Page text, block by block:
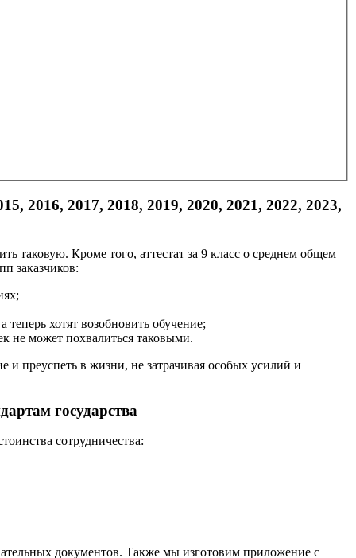
2016, 2017, 2018, 2019, 2020, 2021, 2022, 2023,
таковую. Кроме того, аттестат за 9 класс о среднем общем
заказчиков:
хотят возобновить обучение;
не может похвалиться таковыми.
и преуспеть в жизни, не затрачивая особых усилий и
государства
сотрудничества:
документов. Также мы изготовим приложение с